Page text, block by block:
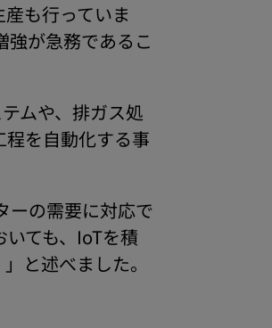
も行っていま
強が急務であるこ
ムや、排ガス処
を自動化する事
ーの需要に対応で
ても、IoTを積
と述べました。